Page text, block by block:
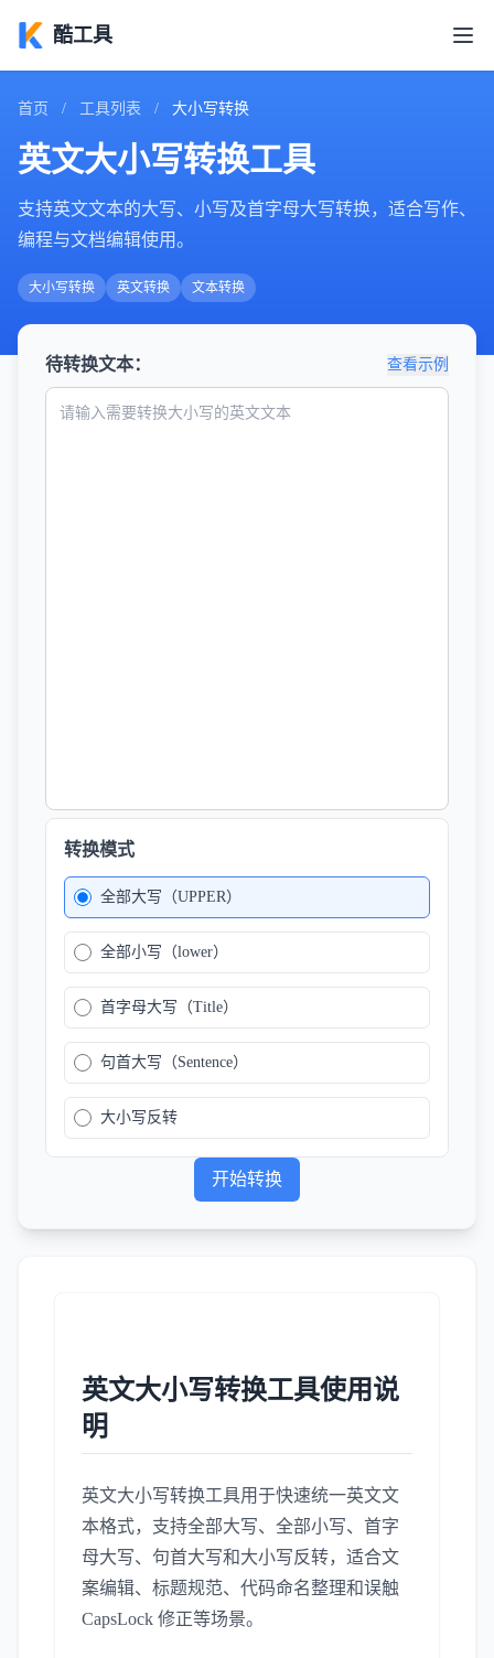
酷工具
首页 / 工具列表 / 大小写转换
英文大小写转换工具
支持英文文本的大写、小写及首字母大写转换，适合写作、
编程与文档编辑使用。
大小写转换 英文转换 文本转换
待转换文本： 查看示例
转换模式
全部大写（UPPER）
全部小写（lower）
首字母大写（Title）
句首大写（Sentence）
大小写反转
开始转换
英文大小写转换工具使用说
明
英文大小写转换工具用于快速统一英文文
本格式，支持全部大写、全部小写、首字
母大写、句首大写和大小写反转，适合文
案编辑、标题规范、代码命名整理和误触
CapsLock 修正等场景。